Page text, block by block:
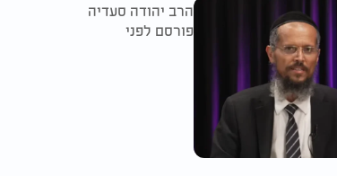
הרב יהודה סעדיה
פורסם לפני